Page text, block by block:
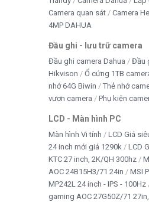
Camera quan sát
Camera
4MP DAHUA
Đầu ghi - lưu trữ camera
Đầu ghi camera Dahua
Đầu
Hikvison
Ổ cứng 1TB
nhớ 64G Biwin
Thẻ nhớ
vươn camera
Phụ kiện
LCD - Màn hình PC
Màn hình Vi tính
LCD Giá
24 inch mới giá 1290k
LCD
KTC 27 inch, 2K/QH 300hz
AOC 24B15H3/71 24in
MSI
MP242L 24 inch - IPS - 100Hz
gaming AOC 27G50Z/71 27in,